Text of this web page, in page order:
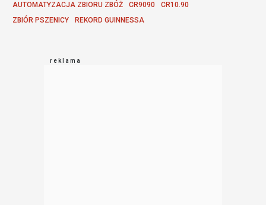
AUTOMATYZACJA ZBIORU ZBÓŻ
CR9090
CR10.90
ZBIÓR PSZENICY
REKORD GUINNESSA